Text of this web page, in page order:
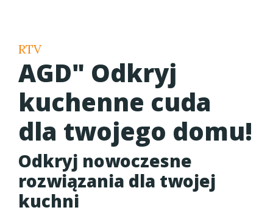
RTV
AGD" Odkryj
kuchenne cuda
dla twojego domu!
Odkryj nowoczesne
rozwiązania dla twojej
kuchni